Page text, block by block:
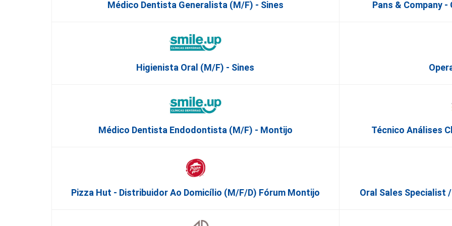
Médico Dentista Generalista (M/F) - Sines Pans & Company
Higienista Oral (M/F) - Sines
Médico Dentista Endodontista (M/F) - Montijo Técnico Análises
Pizza Hut - Distribuidor Ao Domicílio (m/f/d) Fórum Montijo Oral Sales Specialist